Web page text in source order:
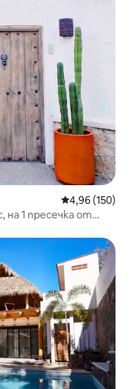
Средна
4,96 (150)
на 1 пресечка от